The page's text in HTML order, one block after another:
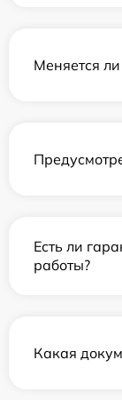
Меняется
Есть ли
работы?
Какая